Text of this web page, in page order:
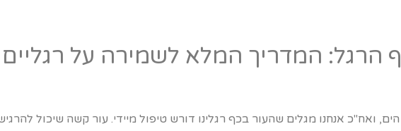
המדריך המלא לשמירה על
ואח"כ אנחנו מגלים שהעור בכף רגלינו דורש טיפול מיידי. עור קשה שיכול